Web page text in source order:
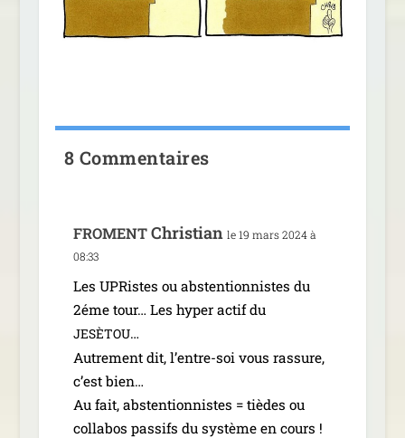
8 Commentaires
FROMENTChristian le 19 mars 2024 à
08:33
Les UPRistes ou abs­ten­tion­nistes du
2éme tour… Les hyper actif du
JESÈTOU…
Autrement dit, l’entre-soi vous ras­sure,
c’est bien…
Au fait, abs­ten­tion­nistes = tièdes ou
col­la­bos pas­sifs du sys­tème en cours !